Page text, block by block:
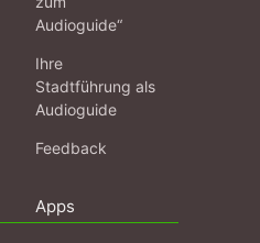
Audioguide“
Ihre
Stadtführung als
Audioguide
Feedback
Apps